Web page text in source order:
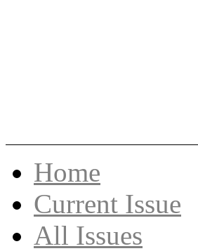
to
contentHome
Current Issue
All Issues